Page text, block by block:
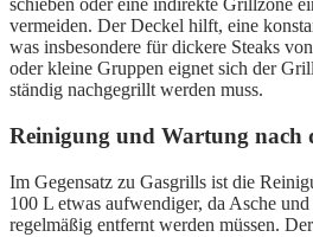
schieben oder eine indirekte Grillzone
vermeiden. Der Deckel hilft, eine
was insbesondere für dickere Steaks
oder kleine Gruppen eignet sich der
ständig nachgegrillt werden muss.
Reinigung und Wartung nach
Im Gegensatz zu Gasgrills ist die
100 L etwas aufwendiger, da Asche
regelmäßig entfernt werden müssen.